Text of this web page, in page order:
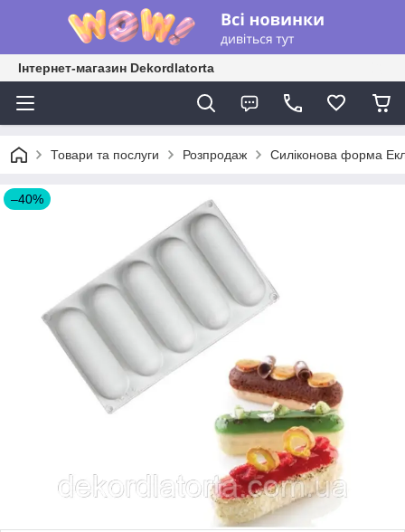
Інтернет-магазин Dekordlatorta
Товари та послуги Розпродаж Силіконова форма
–40%